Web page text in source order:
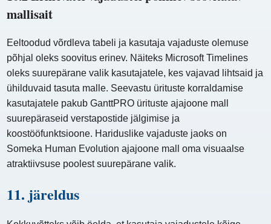
mallisait
Eeltoodud võrdleva tabeli ja kasutaja vajaduste olemuse
põhjal oleks soovitus erinev. Näiteks Microsoft Timelines
oleks suurepärane valik kasutajatele, kes vajavad lihtsaid ja
ühilduvaid tasuta malle. Seevastu ürituste korraldamise
kasutajatele pakub GanttPRO ürituste ajajoone mall
suurepäraseid verstapostide jälgimise ja
koostööfunktsioone. Hariduslike vajaduste jaoks on
Someka Human Evolution ajajoone mall oma visuaalse
atraktiivsuse poolest suurepärane valik.
11. järeldus